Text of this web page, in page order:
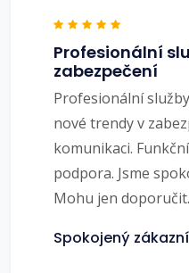
Profesionální
zabezpečení
Profesionální
nové trendy v
komunikaci.
podpora. Jsme
Mohu jen doporučit.
Spokojený